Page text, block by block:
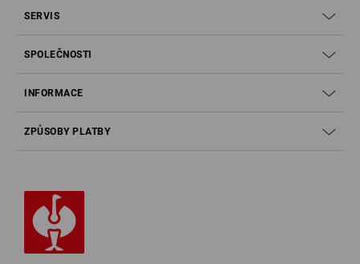
SERVIS
SPOLEČNOSTI
INFORMACE
ZPŮSOBY PLATBY